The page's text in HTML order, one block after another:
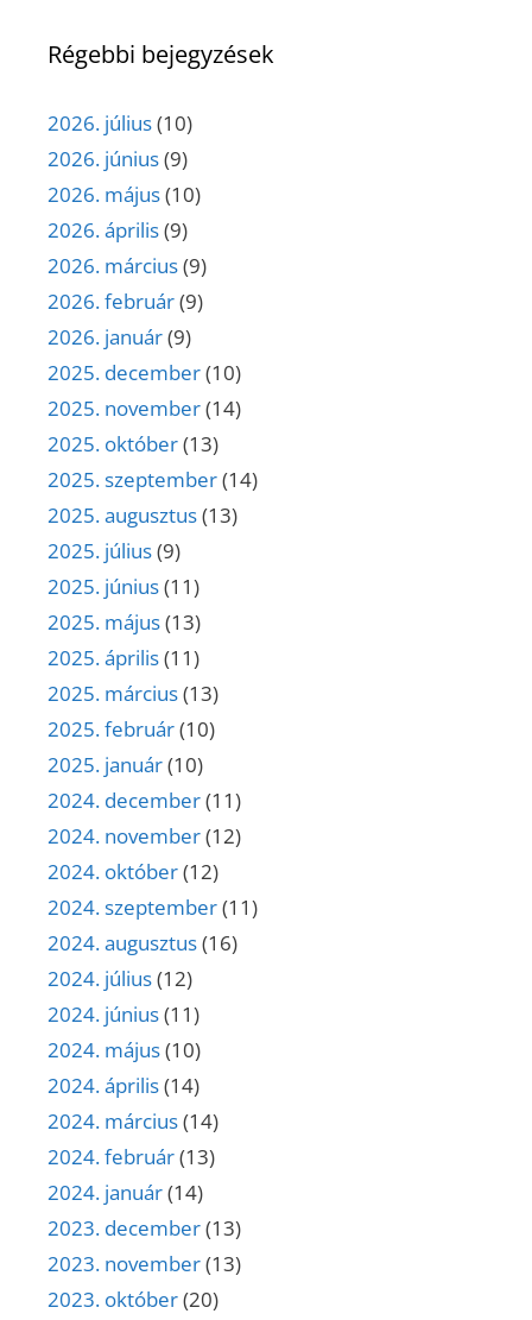
Régebbi bejegyzések
2026. július(10)
2026. június(9)
2026. május(10)
2026. április(9)
2026. március(9)
2026. február(9)
2026. január(9)
2025. december(10)
2025. november(14)
2025. október(13)
2025. szeptember(14)
2025. augusztus(13)
2025. július(9)
2025. június(11)
2025. május(13)
2025. április(11)
2025. március(13)
2025. február(10)
2025. január(10)
2024. december(11)
2024. november(12)
2024. október(12)
2024. szeptember(11)
2024. augusztus(16)
2024. július(12)
2024. június(11)
2024. május(10)
2024. április(14)
2024. március(14)
2024. február(13)
2024. január(14)
2023. december(13)
2023. november(13)
2023. október(20)